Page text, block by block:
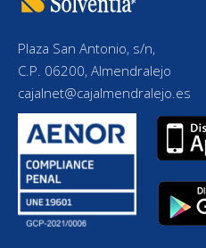
Plaza San Antonio, s/n,
C.P. 06200, Almendralejo
cajalnet@cajalmendralejo.es